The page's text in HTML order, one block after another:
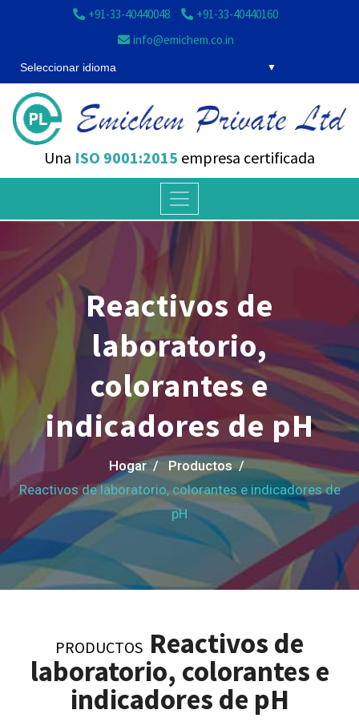
+91-33-40440048
+91-33-40440160
info@emichem.co.in
Seleccionar idioma
Una ISO 9001:2015 empresa certificada
Reactivos de
laboratorio,
colorantes e
indicadores de pH
Hogar / Productos /
Reactivos de laboratorio, colorantes e indicadores de
pH
PRODUCTOS Reactivos de
laboratorio, colorantes e
indicadores de pH